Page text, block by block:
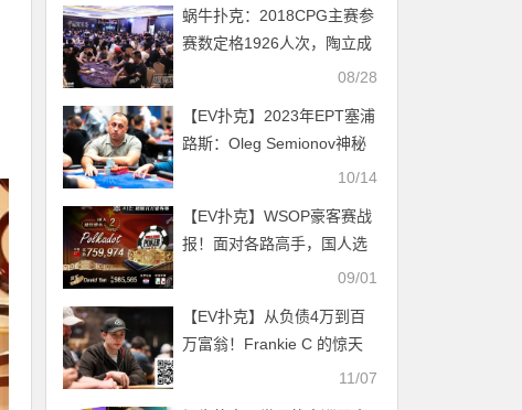
蜗牛扑克：2018CPG主赛参
赛数定格1926人次，陶立成
08/28
【EV扑克】2023年EPT塞浦
路斯：Oleg Semionov神秘
赏金赛夺冠 周全、田浩晋级
10/14
【EV扑克】WSOP豪客赛战
报！面对各路高手，国人选
手不负众望，夺下亚军！09/01
【EV扑克】从负债4万到百
万富翁！Frankie C 的惊天
逆袭，CoinMasters金币赛
11/07